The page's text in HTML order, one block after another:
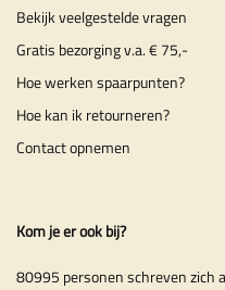
Bekijk veelgestelde vragen
Gratis bezorging v.a. € 75,-
Hoe werken spaarpunten?
Hoe kan ik retourneren?
Contact opnemen
Kom je er ook bij?
80995 personen schreven zich